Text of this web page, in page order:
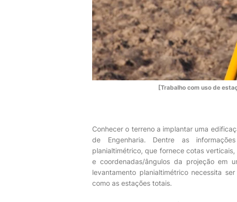
[Trabalho com uso de
Conhecer o terreno a implantar uma
de Engenharia. Dentre as
planialtimétrico, que fornece cotas
e coordenadas/ângulos da projeção em
levantamento planialtimétrico necessita
como as estações totais.